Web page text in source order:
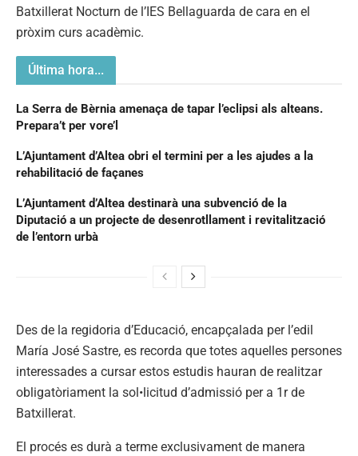
Batxillerat Nocturn de l’IES Bellaguarda de cara en el
pròxim curs acadèmic.
Última hora...
La Serra de Bèrnia amenaça de tapar l’eclipsi als alteans.
Prepara’t per vore’l
L’Ajuntament d’Altea obri el termini per a les ajudes a la
rehabilitació de façanes
L’Ajuntament d’Altea destinarà una subvenció de la
Diputació a un projecte de desenrotllament i revitalització
de l’entorn urbà
Des de la regidoria d’Educació, encapçalada per l’edil
María José Sastre, es recorda que totes aquelles persones
interessades a cursar estos estudis hauran de realitzar
obligatòriament la sol•licitud d’admissió per a 1r de
Batxillerat.
El procés es durà a terme exclusivament de manera